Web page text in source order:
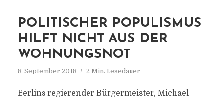
POLITISCHER POPULISMUS
HILFT NICHT AUS DER
WOHNUNGSNOT
8. September 2018 2 Min. Lesedauer
Berlins regierender Bürgermeister, Michael